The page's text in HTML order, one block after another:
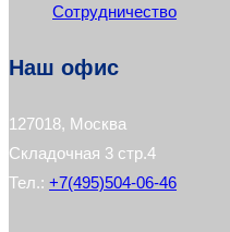
Сотрудничество
Наш офис
127018, Москва
Складочная 3 стр.4
Тел.: +7(495)504-06-46